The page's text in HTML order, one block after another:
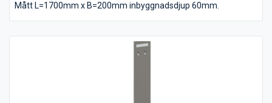
Mått L=1700mm x B=200mm inbyggnadsdjup 60mm.